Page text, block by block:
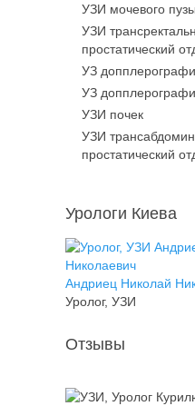
УЗИ мочевого
УЗИ
простатический
УЗ
УЗ
УЗИ почек
УЗИ
простатический
Урологи Киева
Андриец Николай
Уролог, УЗИ
Отзывы